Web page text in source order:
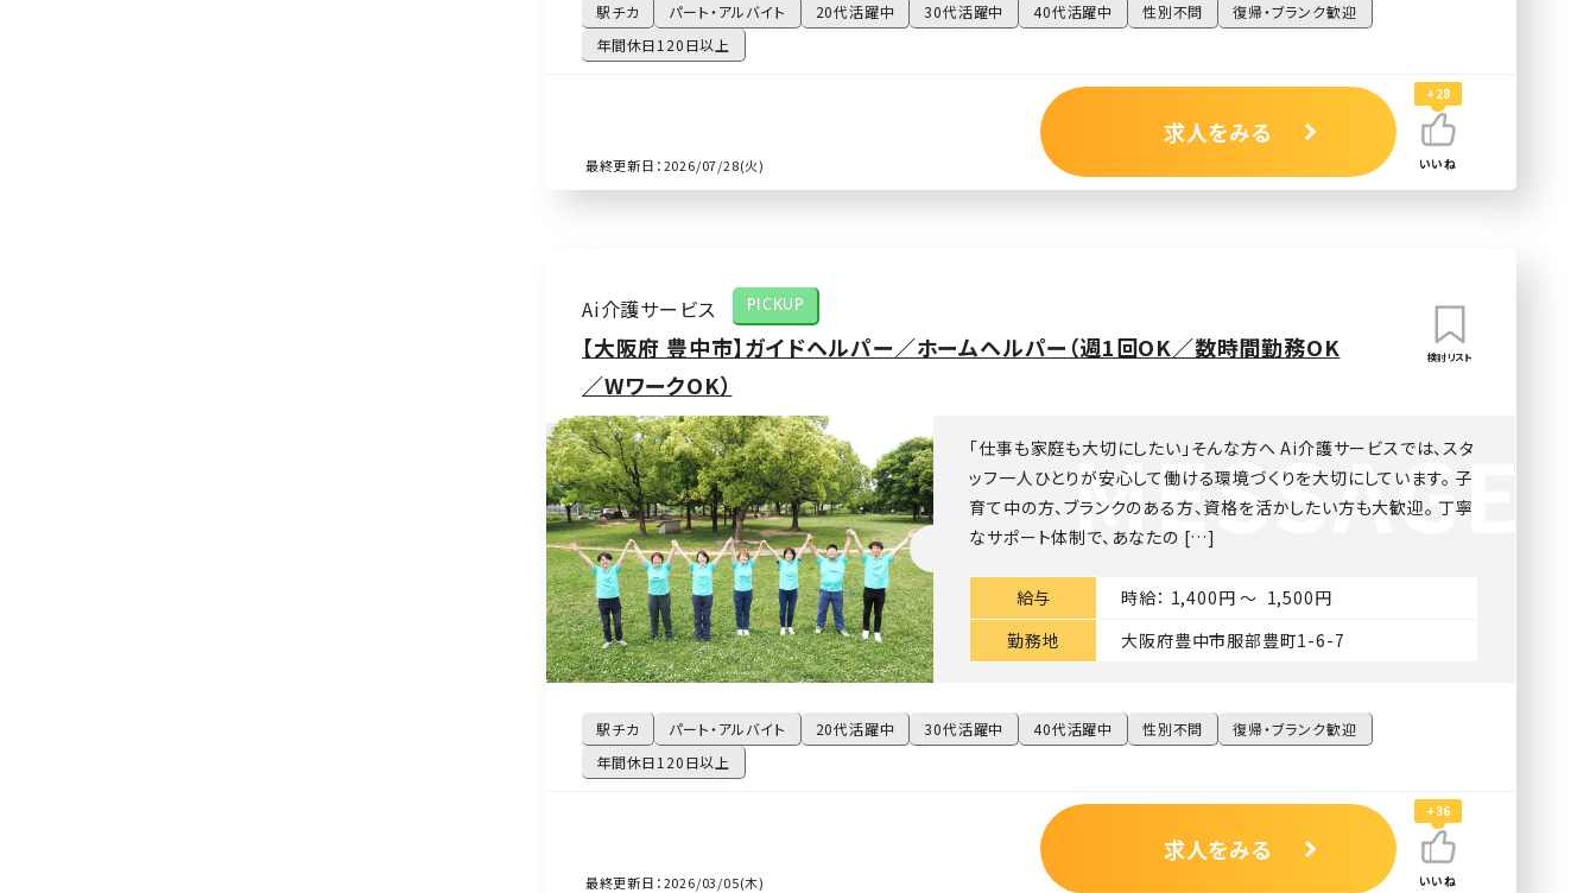
駅チカ パート・アルバイト 20代活躍中 30代活躍中 40代活躍中 性別不問
復帰・ブランク歓迎
年間休日120日以上
最終更新日：2026/07/28(火)
求人をみる
+28
いいね
Ai介護サービス PICKUP
【大阪府 豊中市】ガイドヘルパー／ホームヘルパー（週1回OK／数時間勤務OK
／WワークOK）
検討リスト
駅チカ パート・アルバイト 20代活躍中 30代活躍中 40代活躍中 性別不問
復帰・ブランク歓迎
年間休日120日以上
「仕事も家庭も大切にしたい」そんな方へ Ai介護サービスでは、スタ
ッフ一人ひとりが安心して働ける環境づくりを大切にしています。 子
育て中の方、ブランクのある方、資格を活かしたい方も大歓迎。 丁寧
なサポート体制で、あなたの […]
給与
時給： 1,400円 〜 1,500円
勤務地
大阪府豊中市服部豊町1-6-7
最終更新日：2026/03/05(木)
求人をみる
+36
いいね